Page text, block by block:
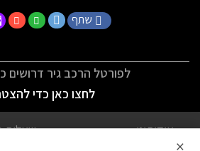
שתף
לפורטל הרכב גיר דרושים
לחצו כאן כדי
אודותינו
שאלות
×